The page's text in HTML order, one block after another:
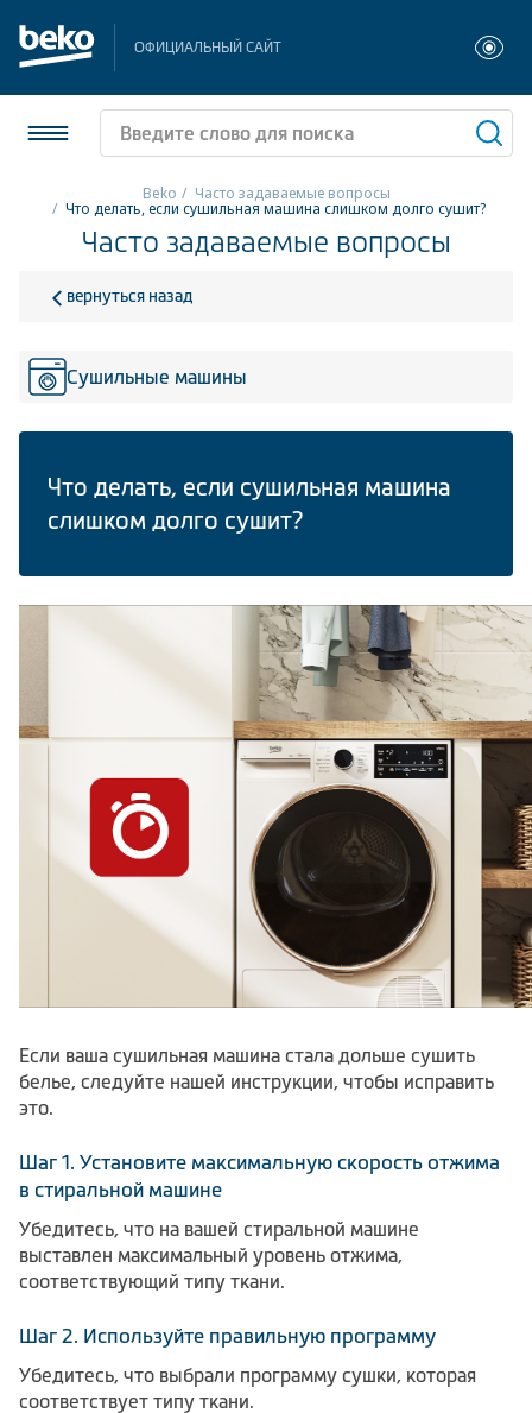
ОФИЦИАЛЬНЫЙ САЙТ
Холодильники и морозильники
Стиральные и сушильные машины
Плиты
Малая бытовая техника
Beko Часто задаваемые вопросы
Что делать, если сушильная машина слишком долго сушит?
Часто задаваемые вопросы
вернуться назад
Сушильные машины
Что делать, если сушильная машина
слишком долго сушит?
Если ваша сушильная машина стала дольше сушить
белье, следуйте нашей инструкции, чтобы исправить
это.
Шаг 1. Установите максимальную скорость отжима
в стиральной машине
Убедитесь, что на вашей стиральной машине
выставлен максимальный уровень отжима,
соответствующий типу ткани.
Шаг 2. Используйте правильную программу
Убедитесь, что выбрали программу сушки, которая
соответствует типу ткани.